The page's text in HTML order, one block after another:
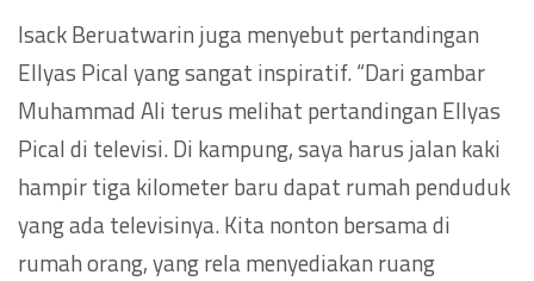
Isack Beruatwarin juga menyebut pertandingan
Ellyas Pical yang sangat inspiratif. “Dari gambar
Muhammad Ali terus melihat pertandingan Ellyas
Pical di televisi. Di kampung, saya harus jalan kaki
hampir tiga kilometer baru dapat rumah penduduk
yang ada televisinya. Kita nonton bersama di
rumah orang, yang rela menyediakan ruang